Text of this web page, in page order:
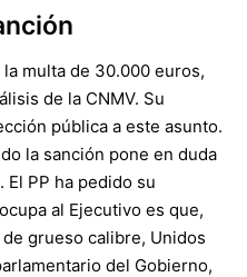
multa de 30.000 euros,
de la CNMV. Su
pública a este asunto.
la sanción pone en duda
PP ha pedido su
al Ejecutivo es que,
grueso calibre, Unidos
del Gobierno,